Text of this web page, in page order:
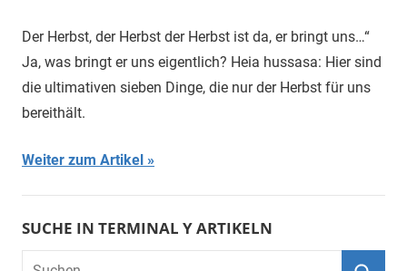
Der Herbst, der Herbst der Herbst ist da, er bringt uns…“
Ja, was bringt er uns eigentlich? Heia hussasa: Hier sind
die ultimativen sieben Dinge, die nur der Herbst für uns
bereithält.
Weiter zum Artikel
SUCHE IN TERMINAL Y ARTIKELN
Suchen